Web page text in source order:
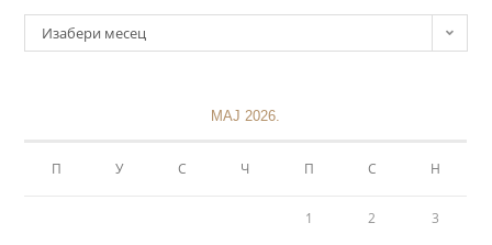
Изабери месец
МАЈ 2026.
П У С Ч П С Н
1 2 3